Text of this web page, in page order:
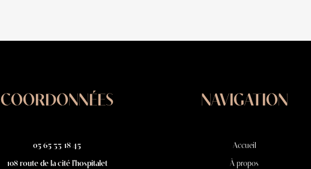
COORDONNÉES
05 65 33 18 45
108 route de la cité l'hospitalet
NAVIGATION
Accueil
À propos